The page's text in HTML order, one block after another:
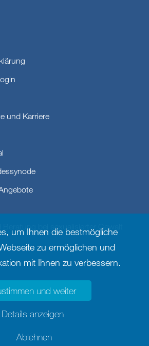
und Karriere
Beratung bei sexualisierter Gewalt
um Ihnen die bestmögliche
zu ermöglichen und
mit Ihnen zu verbessern.
und weiter
Details anzeigen
Ablehnen